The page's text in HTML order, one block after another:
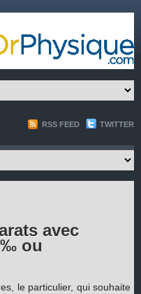
RSS FEED TWITTER
avec
ou
le particulier, qui souhaite